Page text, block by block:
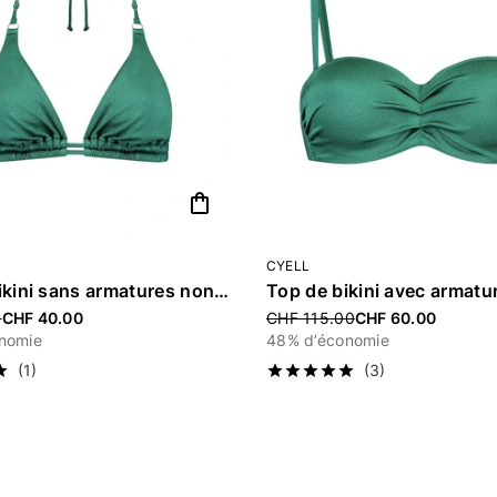
shopping_bag
Top de bikini sans armatures non rembourré «Treasure Green»
from
CHF 40.00
(1)
CYELL
Price reduced from
CHF 115.00CHF 60.00
48% d’économie
(3)